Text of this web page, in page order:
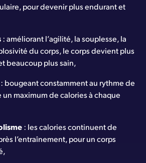
pour devenir plus endurant et
: améliorant l’agilité, la souplesse, la
du corps, le corps devient plus
beaucoup plus sain,
: bougeant constamment au rythme de
maximum de calories à chaque
: les calories continuent de
l’entraînement, pour un corps